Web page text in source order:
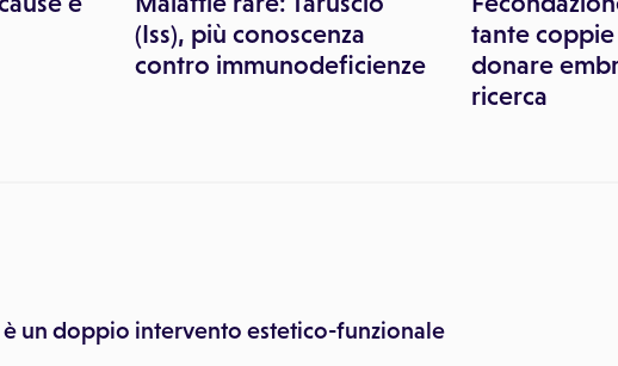
(Iss), più conoscenza
contro immunodeficienze
tante
donare
ricerca
un doppio intervento estetico-funzionale